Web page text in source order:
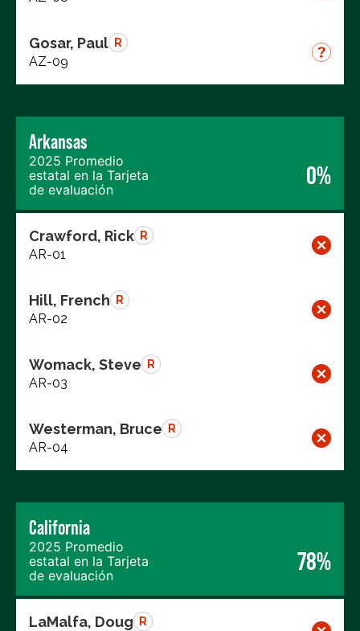
Gosar, Paul R
AZ-09
Arkansas
2025 Promedio
estatal en la Tarjeta
de evaluación
0%
Crawford, Rick R
AR-01
Hill, French R
AR-02
Womack, Steve R
AR-03
Westerman, Bruce R
AR-04
California
2025 Promedio
estatal en la Tarjeta
de evaluación
78%
LaMalfa, Doug R